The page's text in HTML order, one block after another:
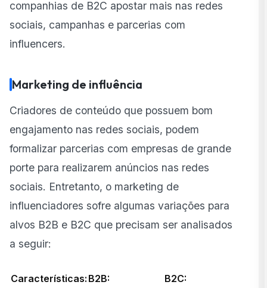
companhias de B2C apostar mais nas redes
sociais, campanhas e parcerias com
influencers.
Marketing de influência
Criadores de conteúdo que possuem bom
engajamento nas redes sociais, podem
formalizar parcerias com empresas de grande
porte para realizarem anúncios nas redes
sociais. Entretanto, o marketing de
influenciadores sofre algumas variações para
alvos B2B e B2C que precisam ser analisados
a seguir:
Características: B2B: B2C: